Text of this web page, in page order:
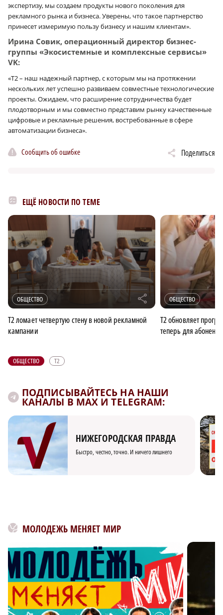
экспертизу, мы создаем продукты нового поколения для
рекламного рынка и бизнеса. Уверены, что такое партнерство
принесет измеримую пользу бизнесу и нашим клиентам».
Ирина Совик, операционный директор бизнес-
группы «Экосистемные и комплексные сервисы»
VK:
«Т2 – наш надежный партнер, с которым мы на протяжении
нескольких лет успешно развиваем совместные технологические
проекты. Ожидаем, что расширение сотрудничества будет
плодотворным и мы совместно представим рынку качественные
цифровые и рекламные решения, востребованные в сфере
автоматизации бизнеса».
Сообщить об ошибке Поделиться
ЕЩЁ НОВОСТИ ПО ТЕМЕ
ОБЩЕСТВО r
Т2 ломает четвертую стену в новой рекламной
кампании
ОБЩЕСТВО
Т2 обновляет
теперь для
ОБЩЕСТВО Т2
ПОДПИСЫВАЙТЕСЬ НА НАШИ
КАНАЛЫ В MAX И TELEGRAM:
НИЖЕГОРОДСКАЯ ПРАВДА
Быстро, честно, точно. И ничего лишнего
МОЛОДЕЖЬ МЕНЯЕТ МИР